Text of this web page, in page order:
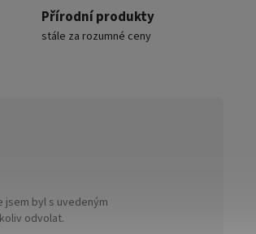
Přírodní produkty
stále za rozumné ceny
byl s uvedeným
odvolat.